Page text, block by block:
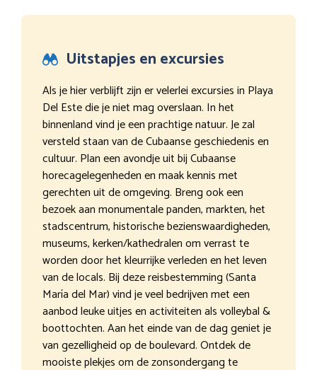
Uitstapjes en excursies
Als je hier verblijft zijn er velerlei excursies in Playa
Del Este die je niet mag overslaan. In het
binnenland vind je een prachtige natuur. Je zal
versteld staan van de Cubaanse geschiedenis en
cultuur. Plan een avondje uit bij Cubaanse
horecagelegenheden en maak kennis met
gerechten uit de omgeving. Breng ook een
bezoek aan monumentale panden, markten, het
stadscentrum, historische bezienswaardigheden,
museums, kerken/kathedralen om verrast te
worden door het kleurrijke verleden en het leven
van de locals. Bij deze reisbestemming (Santa
María del Mar) vind je veel bedrijven met een
aanbod leuke uitjes en activiteiten als volleybal &
boottochten. Aan het einde van de dag geniet je
van gezelligheid op de boulevard. Ontdek de
mooiste plekjes om de zonsondergang te